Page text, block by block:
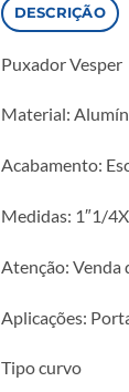
DESCRIÇÃO
Puxador Vesper
Material:
Acabamento:
Medidas: 1″1/
Atenção: Venda
Aplicações:
Tipo curvo